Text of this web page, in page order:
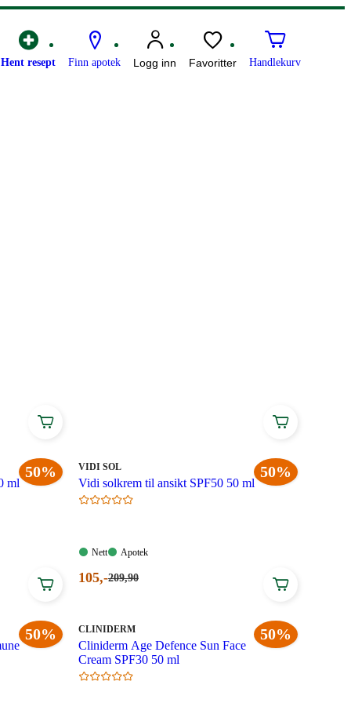
Hent resept Finn apotek Logg inn Favoritter Handlekurv
50%
ml
50%
MERKE:
VIDI SOL
Vidi solkrem til ansikt SPF50 50 ml
Nett:
Nett
Apotek:
Apotek
Nåværende
kroner.
105,-Førpris:
209,90
50% 50%
MERKE:
CLINIDERM
Cliniderm Age Defence Sun Face
Cream SPF30 50 ml